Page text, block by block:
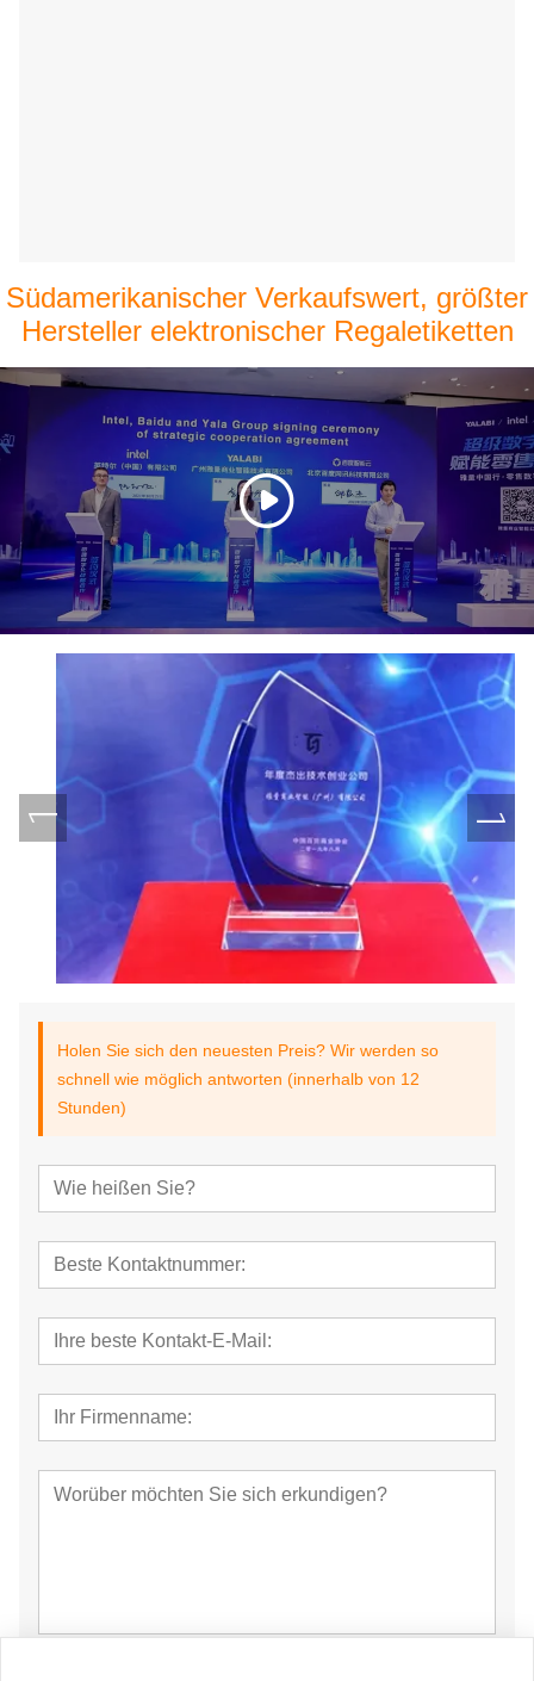
Südamerikanischer Verkaufswert, größter
Hersteller elektronischer Regaletiketten
Holen Sie sich den neuesten Preis? Wir werden so
schnell wie möglich antworten (innerhalb von 12
Stunden)